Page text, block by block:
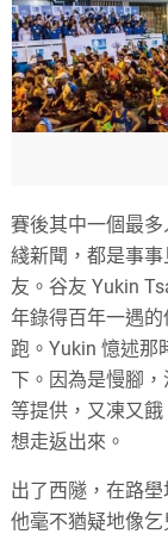
賽後其中一個最
綫新聞，都是事
友。谷友 Yukin
年錄得百年一遇
跑。Yukin 憶述那
下。因為是慢腳
等提供，又凍又
想走返出來。
出了西隧，在路
他毫不猶疑地像